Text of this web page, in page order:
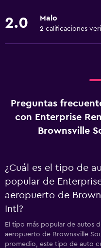
2.0 Malo
2 calificaciones
Preguntas
con Enterprise
Brownsville
¿Cuál es el tipo de
popular de
aeropuerto de
Intl?
El tipo más popular de autos
aeropuerto de Brownsville
promedio, este tipo de auto